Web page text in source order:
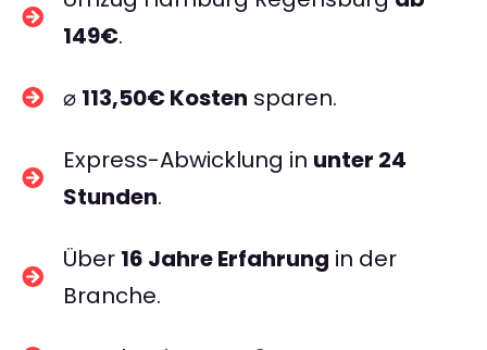
149€.
⌀ 113,50€ Kosten sparen.
Express-Abwicklung in unter 24
Stunden.
Über 16 Jahre Erfahrung in der
Branche.